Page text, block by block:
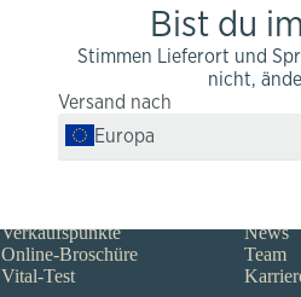
Service
Verkaufspunkte
Online-Broschüre
Vital-Test
News
Team
Bist du
Stimmen Lieferort und
nicht,
Versand nach
Europa